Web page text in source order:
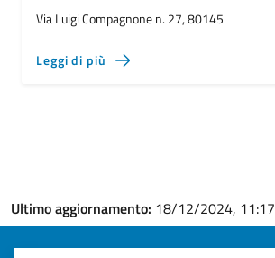
Via Luigi Compagnone n. 27, 80145
Leggi di più
Ultimo aggiornamento: 18/12/2024, 11:17